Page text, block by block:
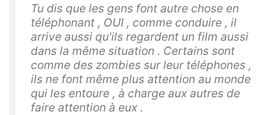
Tu dis que les gens font autre chose en
téléphonant , OUI , comme conduire , il
arrive aussi qu'ils regardent un film aussi
dans la même situation . Certains sont
comme des zombies sur leur téléphones ,
ils ne font même plus attention au monde
qui les entoure , à charge aux autres de
faire attention à eux .